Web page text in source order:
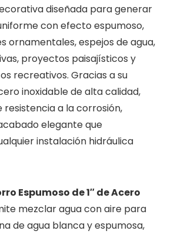
diseñada para generar
con efecto espumoso,
ornamentales, espejos de agua,
proyectos paisajísticos y
recreativos. Gracias a su
inoxidable de alta calidad,
a la corrosión,
elegante que
instalación hidráulica
Espumoso de 1″ de Acero
mezclar agua con aire para
de agua blanca y espumosa,